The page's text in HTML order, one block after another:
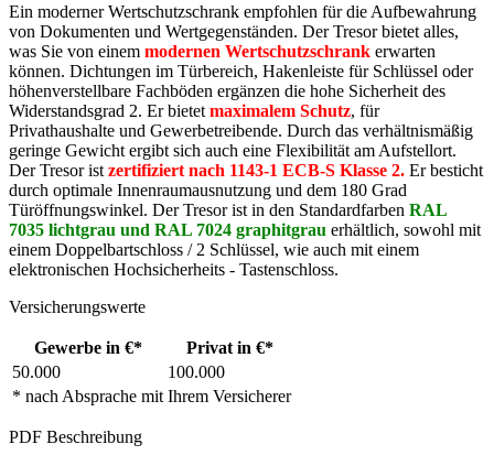
Ein moderner Wertschutzschrank empfohlen für die Aufbewahrung
von Dokumenten und Wertgegenständen. Der Tresor bietet alles,
was Sie von einem modernen Wertschutzschrank erwarten
können. Dichtungen im Türbereich, Hakenleiste für Schlüssel oder
höhenverstellbare Fachböden ergänzen die hohe Sicherheit des
Widerstandsgrad 2. Er bietet maximalem Schutz, für
Privathaushalte und Gewerbetreibende. Durch das verhältnismäßig
geringe Gewicht ergibt sich auch eine Flexibilität am Aufstellort.
Der Tresor ist zertifiziert nach 1143-1 ECB-S Klasse 2. Er besticht
durch optimale Innenraumausnutzung und dem 180 Grad
Türöffnungswinkel. Der Tresor ist in den Standardfarben RAL
7035 lichtgrau und RAL 7024 graphitgrau erhältlich, sowohl mit
einem Doppelbartschloss / 2 Schlüssel, wie auch mit einem
elektronischen Hochsicherheits - Tastenschloss.
Versicherungswerte
Gewerbe in €* Privat in €*
* nach Absprache mit Ihrem Versicherer
50.000 100.000
PDF Beschreibung